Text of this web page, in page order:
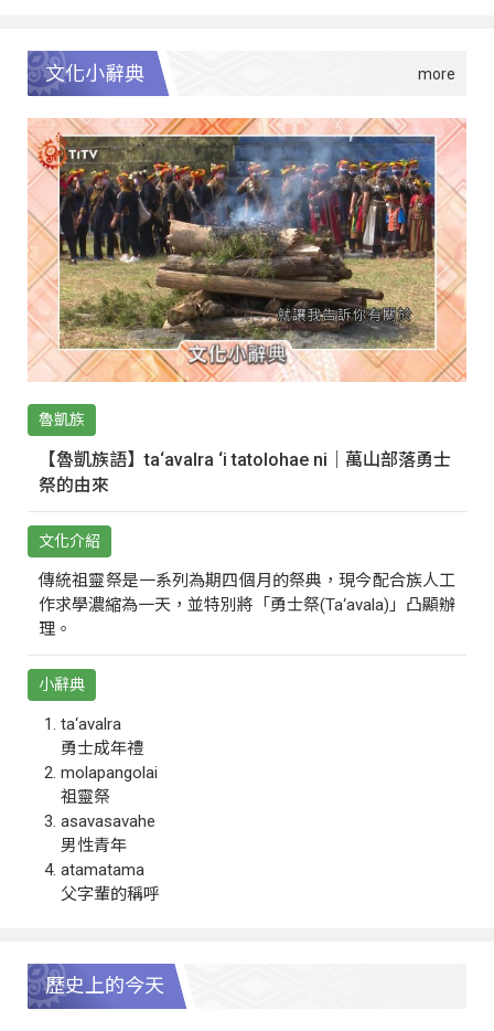
文化小辭典
魯凱族
【魯凱族語】ta‘avalra ‘i tatolohae ni｜萬山部落勇士
祭的由來
文化介紹
傳統祖靈祭是一系列為期四個月的祭典，現今配合族人工
作求學濃縮為一天，並特別將「勇士祭(Ta‘avala)」凸顯辦
理。
小辭典
ta‘avalra
勇士成年禮
molapangolai
祖靈祭
asavasavahe
男性青年
atamatama
父字輩的稱呼
歷史上的今天